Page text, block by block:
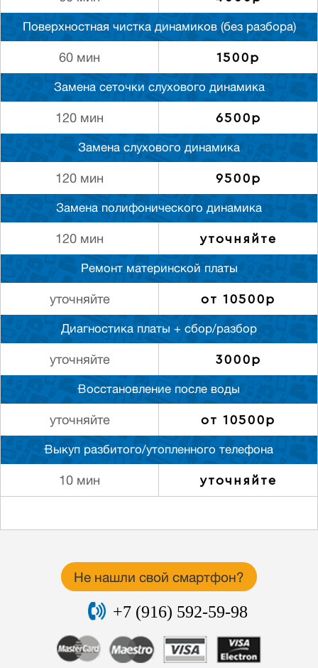
Поверхностная чистка динамиков (без разбора)
60 мин 1500р
Замена сеточки слухового динамика
120 мин 6500р
Замена слухового динамика
120 мин 9500р
Замена полифонического динамика
120 мин уточняйте
Ремонт материнской платы
уточняйте от 10500р
Диагностика платы + сбор/разбор
уточняйте 3000р
Восстановление после воды
уточняйте от 10500р
Выкуп разбитого/утопленного телефона
10 мин уточняйте
Не нашли свой смартфон?
+7 (916) 592-59-98